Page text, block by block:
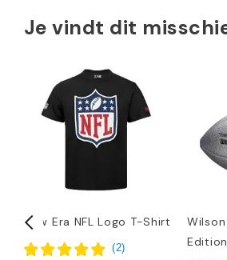
Je vindt dit
New Era NFL Logo T-Shirt
(2)